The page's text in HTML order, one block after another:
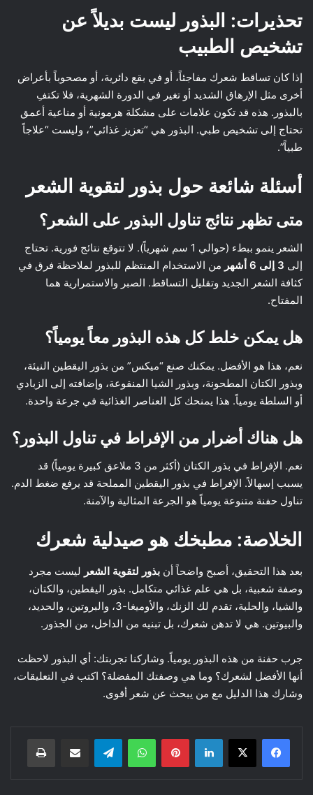
تحذيرات: البذور ليست بديلاً عن
تشخيص الطبيب
إذا كان تساقط شعرك مفاجئاً، أو في بقع دائرية، أو مصحوباً بأعراض
أخرى مثل الإرهاق الشديد أو تغير في الدورة الشهرية، فلا تكتفِ
بالبذور. هذه قد تكون علامات على مشكلة هرمونية أو مناعية أعمق
تحتاج إلى تشخيص طبي. البذور هي “تعزيز غذائي”، وليست “علاجاً
طبياً”.
أسئلة شائعة حول بذور لتقوية الشعر
متى تظهر نتائج تناول البذور على الشعر؟
الشعر ينمو ببطء (حوالي 1 سم شهرياً). لا تتوقع نتائج فورية. تحتاج
إلى 3 إلى 6 أشهر
من الاستخدام المنتظم للبذور لملاحظة فرق في
كثافة الشعر الجديد وتقليل التساقط. الصبر والاستمرارية هما
المفتاح.
هل يمكن خلط كل هذه البذور معاً يومياً؟
نعم، هذا هو الأفضل. يمكنك صنع “ميكس” من بذور اليقطين النيئة،
وبذور الكتان المطحونة، وبذور الشيا المنقوعة، وإضافته إلى الزبادي
أو السلطة يومياً. هذا يمنحك كل العناصر الغذائية في جرعة واحدة.
هل هناك أضرار من الإفراط في تناول البذور؟
نعم. الإفراط في بذور الكتان (أكثر من 3 ملاعق كبيرة يومياً) قد
يسبب إسهالاً. الإفراط في بذور اليقطين المملحة قد يرفع ضغط الدم.
تناول حفنة متنوعة يومياً هو الجرعة المثالية والآمنة.
الخلاصة: مطبخك هو صيدلية شعرك
بعد هذا التحقيق، أصبح واضحاً أن بذور لتقوية الشعر ليست مجرد
وصفة شعبية، بل هي علم غذائي متكامل. بذور اليقطين، والكتان،
والشيا، والحلبة، تقدم لك الزنك، والأوميغا-3، والبروتين، والحديد،
والبيوتين. هي لا تدهن شعرك، بل تبنيه من الداخل، من الجذور.
جرب حفنة من هذه البذور يومياً. وشاركنا تجربتك: أي البذور لاحظت
أنها الأفضل لشعرك؟ وما هي وصفتك المفضلة؟ اكتب في التعليقات،
وشارك هذا الدليل مع من يبحث عن شعر أقوى.
لينكدإن بينتيريست واتساب